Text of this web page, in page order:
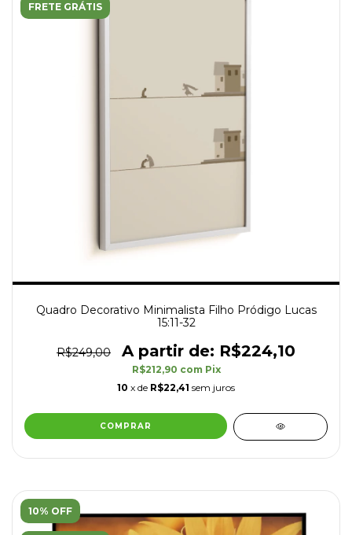
FRETE GRÁTIS
Quadro Decorativo Minimalista Filho Pródigo Lucas
15:11-32
R$249,00 R$224,10
R$212,90 com Pix
10 x de R$22,41 sem juros
COMPRAR
10% OFF